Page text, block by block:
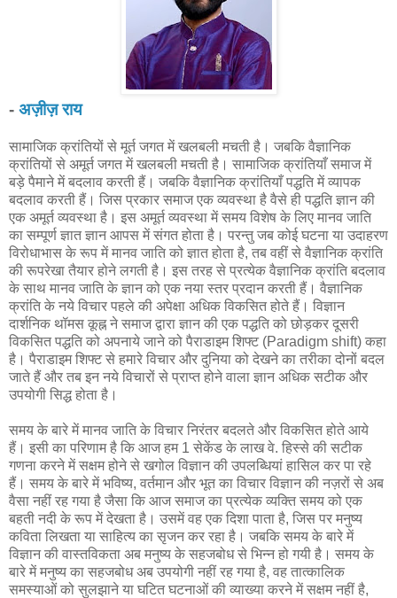
- अज़ीज़ राय
सामाजिक क्रांतियों से मूर्त जगत में खलबली मचती है। जबकि वैज्ञानिक
क्रांतियों से अमूर्त जगत में खलबली मचती है। सामाजिक क्रांतियाँ समाज में
बड़े पैमाने में बदलाव करती हैं। जबकि वैज्ञानिक क्रांतियाँ पद्धति में व्यापक
बदलाव करती हैं। जिस प्रकार समाज एक व्यवस्था है वैसे ही पद्धति ज्ञान की
एक अमूर्त व्यवस्था है। इस अमूर्त व्यवस्था में समय विशेष के लिए मानव जाति
का सम्पूर्ण ज्ञात ज्ञान आपस में संगत होता है। परन्तु जब कोई घटना या उदाहरण
विरोधाभास के रूप में मानव जाति को ज्ञात होता है, तब वहीं से वैज्ञानिक क्रांति
की रूपरेखा तैयार होने लगती है। इस तरह से प्रत्येक वैज्ञानिक क्रांति बदलाव
के साथ मानव जाति के ज्ञान को एक नया स्तर प्रदान करती हैं। वैज्ञानिक
क्रांति के नये विचार पहले की अपेक्षा अधिक विकसित होते हैं। विज्ञान
दार्शनिक थॉमस कूह्न ने समाज द्वारा ज्ञान की एक पद्धति को छोड़कर दूसरी
विकसित पद्धति को अपनाये जाने को पैराडाइम शिफ्ट (Paradigm shift) कहा
है। पैराडाइम शिफ्ट से हमारे विचार और दुनिया को देखने का तरीका दोनों बदल
जाते हैं और तब इन नये विचारों से प्राप्त होने वाला ज्ञान अधिक सटीक और
उपयोगी सिद्ध होता है।
समय के बारे में मानव जाति के विचार निरंतर बदलते और विकसित होते आये
हैं। इसी का परिणाम है कि आज हम 1 सेकेंड के लाख वे. हिस्से की सटीक
गणना करने में सक्षम होने से खगोल विज्ञान की उपलब्धियां हासिल कर पा रहे
हैं। समय के बारे में भविष्य, वर्तमान और भूत का विचार विज्ञान की नज़रों से अब
वैसा नहीं रह गया है जैसा कि आज समाज का प्रत्येक व्यक्ति समय को एक
बहती नदी के रूप में देखता है। उसमें वह एक दिशा पाता है, जिस पर मनुष्य
कविता लिखता या साहित्य का सृजन कर रहा है। जबकि समय के बारे में
विज्ञान की वास्तविकता अब मनुष्य के सहजबोध से भिन्न हो गयी है। समय के
बारे में मनुष्य का सहजबोध अब उपयोगी नहीं रह गया है, वह तात्कालिक
समस्याओं को सुलझाने या घटित घटनाओं की व्याख्या करने में सक्षम नहीं है,